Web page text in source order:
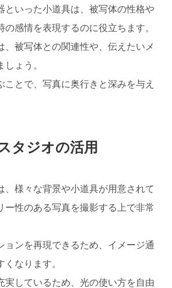
といった小道具は、被写体の性格や
の感情を表現するのに役立ちます。
、被写体との関連性や、伝えたいメ
ょう。
ことで、写真に奥行きと深みを与え
タジオの活用
、様々な背景や小道具が用意されて
ー性のある写真を撮影する上で非常
ョンを再現できるため、イメージ通
くなります。
実しているため、光の使い方を自由